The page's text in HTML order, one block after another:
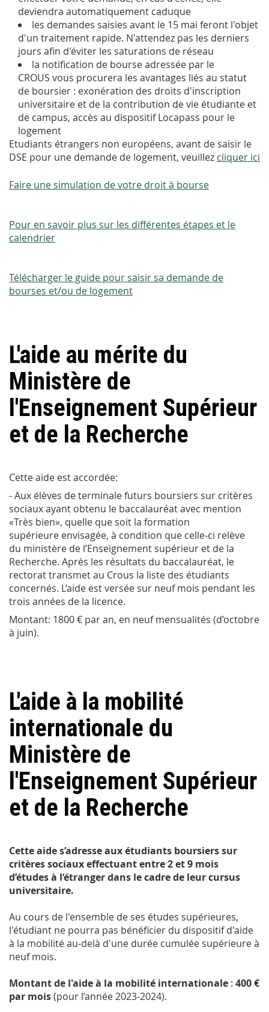
deviendra automatiquement caduque
les demandes saisies avant le 15 mai feront l'objet
d'un traitement rapide. N'attendez pas les derniers
jours afin d'éviter les saturations de réseau
la notification de bourse adressée par le
CROUS vous procurera les avantages liés au statut
de boursier : exonération des droits d'inscription
universitaire et de la contribution de vie étudiante et
de campus, accès au dispositif Locapass pour le
logement
Etudiants étrangers non européens, avant de saisir le
DSE pour une demande de logement, veuillez cliquer ici
Faire une simulation de votre droit à bourse
Pour en savoir plus sur les différentes étapes et le
calendrier
Télécharger le guide pour saisir sa demande de
bourses et/ou de logement
L'aide au mérite du
Ministère de
l'Enseignement Supérieur
et de la Recherche
Cette aide est accordée:
- Aux élèves de terminale futurs boursiers sur critères
sociaux ayant obtenu le baccalauréat avec mention
«Très bien», quelle que soit la formation
supérieure envisagée, à condition que celle-ci relève
du ministère de l’Enseignement supérieur et de la
Recherche. Après les résultats du baccalauréat, le
rectorat transmet au Crous la liste des étudiants
concernés. L’aide est versée sur neuf mois pendant les
trois années de la licence.
Montant: 1800 € par an, en neuf mensualités (d’octobre
à juin).
L'aide à la mobilité
internationale du
Ministère de
l'Enseignement Supérieur
et de la Recherche
Cette aide s’adresse aux étudiants boursiers sur
critères sociaux effectuant entre 2 et 9 mois
d’études à l’étranger dans le cadre de leur cursus
universitaire.
Au cours de l'ensemble de ses études supérieures,
l'étudiant ne pourra pas bénéficier du dispositif d'aide
à la mobilité au-delà d'une durée cumulée supérieure à
neuf mois.
Montant de l'aide à la mobilité internationale : 400 €
par mois(pour l’année 2023-2024).